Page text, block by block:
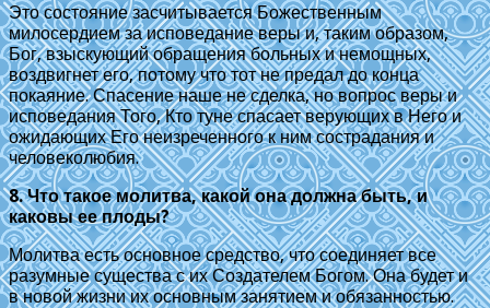
Это состояние засчитывается Божественным
милосердием за исповедание веры и, таким образом,
Бог, взыскующий обращения больных и немощных,
воздвигнет его, потому что тот не предал до конца
покаяние. Спасение наше не сделка, но вопрос веры и
исповедания Того, Кто туне спасает верующих в Него и
ожидающих Его неизреченного к ним сострадания и
человеколюбия.
8. Что такое молитва, какой она должна быть, и
каковы ее плоды?
Молитва есть основное средство, что соединяет все
разумные существа с их Создателем Богом. Она будет и
в новой жизни их основным занятием и обязанностью.